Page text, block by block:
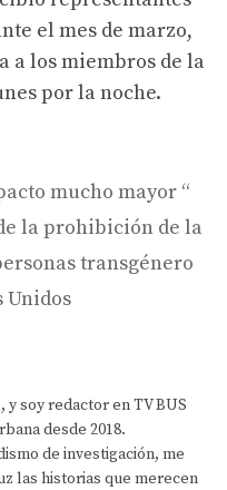
el mes de marzo,
a los miembros de la
por la noche.
mucho mayor “
la prohibición de la
transgénero
Unidos
soy redactor en TV BUS
desde 2018.
de investigación, me
las historias que merecen